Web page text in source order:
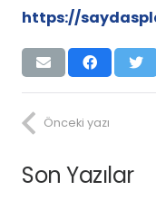
https://
Önceki yazı
Son Yazılar